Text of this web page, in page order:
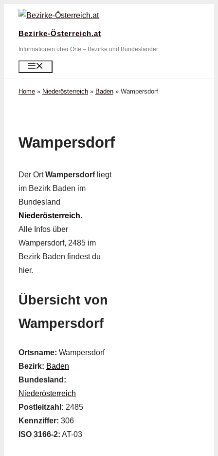
Zum
springen
Bezirke-Österreich.at
Informationen über Orte – Bezirke und Bundesländer
Home » Niederösterreich » Baden » Wampersdorf
Wampersdorf
Der OrtWampersdorfliegt
im Bezirk Baden im
Bundesland
Niederösterreich.
Alle Infos über
Wampersdorf, 2485 im
Bezirk Baden findest du
hier.
Übersicht von
Wampersdorf
Ortsname: Wampersdorf
Bezirk: Baden
Bundesland:
Niederösterreich
Postleitzahl: 2485
Kennziffer: 306
ISO 3166-2: AT-03